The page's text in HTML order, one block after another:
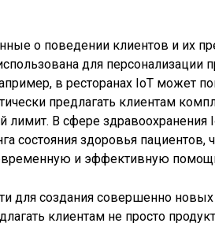
о поведении клиентов и их
для персонализации
в ресторанах IoT может
предлагать клиентам
лимит. В сфере здравоохранения
состояния здоровья пациентов,
и эффективную
для создания совершенно
клиентам не просто